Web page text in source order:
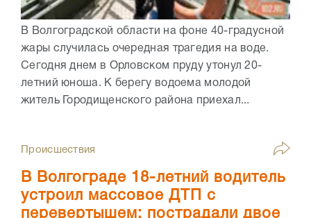
В Волгоградской области на фоне 40-градусной
жары случилась очередная трагедия на воде.
Сегодня днем в Орловском пруду утонул 20-
летний юноша. К берегу водоема молодой
житель Городищенского района приехал...
Происшествия
В Волгограде 18-летний водитель
устроил массовое ДТП с
перевертышем: пострадали двое